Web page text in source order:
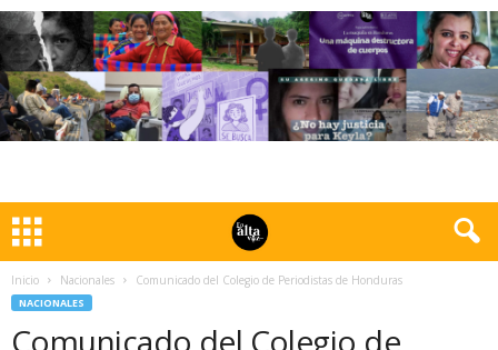
Inicio Nacionales Comunicado del Colegio de Periodistas de Honduras
NACIONALES
Comunicado del Colegio de